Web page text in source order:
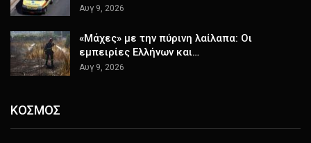
Αυγ 9, 2026
«Μάχες» με την πύρινη λαίλαπα: Οι
εμπειρίες Ελλήνων και…
Αυγ 9, 2026
ΚΟΣΜΟΣ